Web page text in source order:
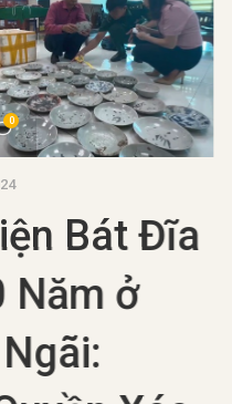
Bát Đĩa
Năm ở